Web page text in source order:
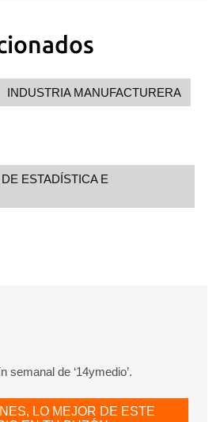
INDUSTRIA MANUFACTURERA
ESTADÍSTICA E
semanal de ‘14ymedio’.
LO MEJOR DE ESTE